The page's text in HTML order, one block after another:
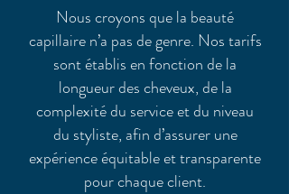
Nous croyons que la beauté
capillaire n’a pas de genre. Nos tarifs
sont établis en fonction de la
longueur des cheveux, de la
complexité du service et du niveau
du styliste, afin d’assurer une
expérience équitable et transparente
pour chaque client.